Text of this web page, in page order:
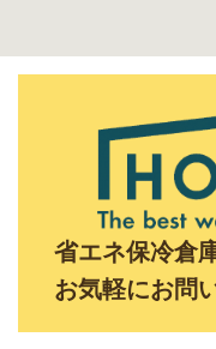
省エネ保冷倉
お気軽にお問